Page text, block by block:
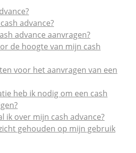
advance?
advance aanvragen?
de hoogte van mijn cash
voor het aanvragen van een
heb ik nodig om een ​​cash
ik over mijn cash advance?
gehouden op mijn gebruik